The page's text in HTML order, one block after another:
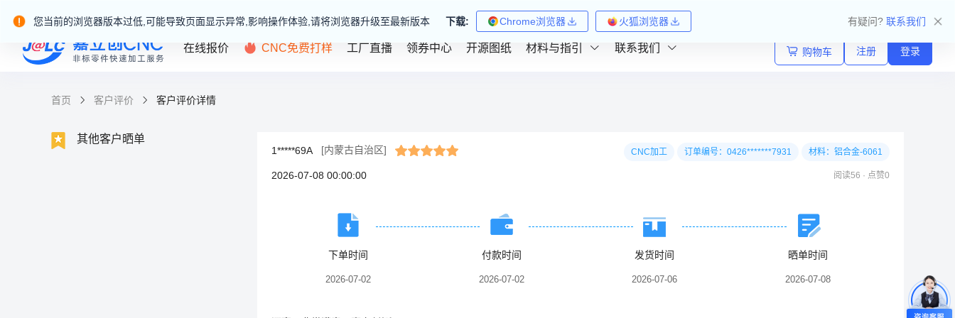
您当前的浏览器版本过低,可能导致页面显示异常,影响操作体验,请将浏览器升级至最新版本 下载: Chrome浏览器 火狐浏览器 有疑问? 联系我们
在线报价 CNC免费打样 工厂直播 领券中心 开源图纸 材料与指引 联系我们 购物车 注册 登录
首页 客户评价 客户评价详情
其他客户晒单
1*****69A [内蒙古自治区] CNC加工 订单编号：0426*******7931 材料：铝合金-6061
2026-07-08 00:00:00 阅读56 · 点赞0
下单时间
2026-07-02
付款时间
2026-07-02
发货时间
2026-07-06
晒单时间
2026-07-08